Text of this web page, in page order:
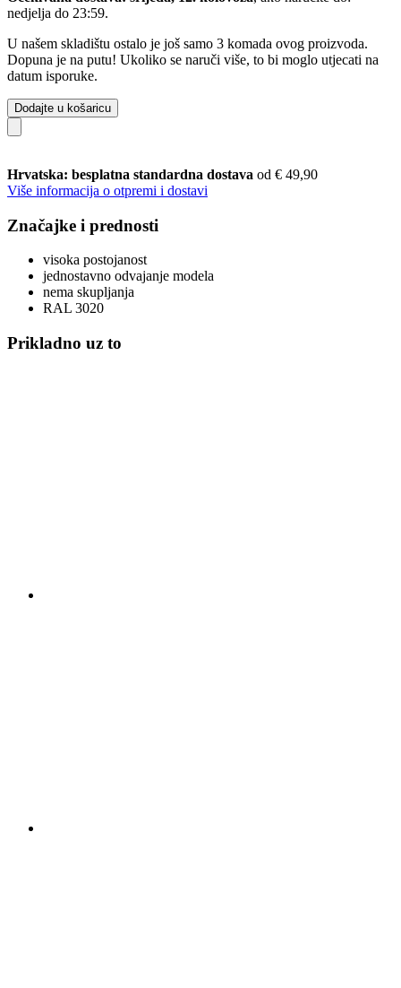
nedjelja do 23:59.
U našem skladištu ostalo je još samo 3 komada ovog proizvoda.
Dopuna je na putu! Ukoliko se naruči više, to bi moglo utjecati na
datum isporuke.
Dodajte u košaricu
Hrvatska: besplatna standardna dostava od € 49,90
Više informacija o otpremi i dostavi
Značajke i prednosti
visoka postojanost
jednostavno odvajanje modela
nema skupljanja
RAL 3020
Prikladno uz to